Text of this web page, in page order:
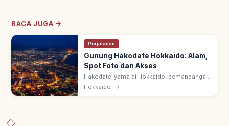
BACA JUGA →
Perjalanan
Gunung Hakodate Hokkaido: Alam,
Spot Foto dan Akses
Hakodate-yama di Hokkaido: pemandangan
malam ikonik—3 Pemandangan Malam
Hokkaido →